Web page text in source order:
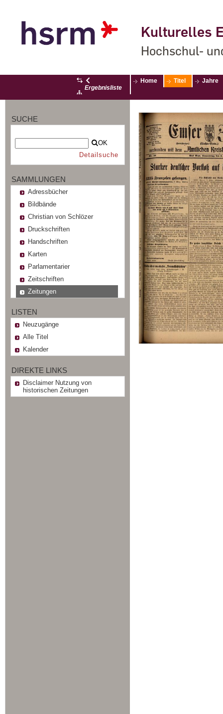
Kulturelles
Hochschul-
Ergebnisliste
Home Titel Jahre
SUCHE
OK
Detailsuche
SAMMLUNGEN
Adressbücher
Bildbände
Christian von Schlözer
Druckschriften
Handschriften
Karten
Parlamentarier
Zeitschriften
Zeitungen
LISTEN
Neuzugänge
Alle Titel
Kalender
DIREKTE LINKS
Disclaimer Nutzung von
historischen Zeitungen